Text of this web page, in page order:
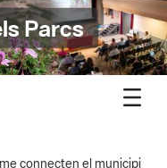
connecten el municipi